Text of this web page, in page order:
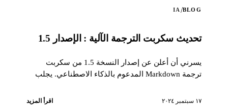
BLOG
/
IA
تحديث سكربت الترجمة الآلية : الإصدار 1.5
يسرني أن أعلن عن إصدار النسخة 1.5 من سكربت
ترجمة Markdown المدعوم بالذكاء الاصطناعي. يجلب
١٧ سبتمبر ٢٠٢٤ اقرأ المزيد